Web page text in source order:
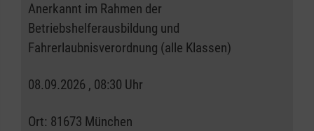
Anerkannt im Rahmen der
Betriebshelferausbildung und
Fahrerlaubnisverordnung (alle Klassen)
08.09.2026 , 08:30 Uhr
Ort: 81673 München